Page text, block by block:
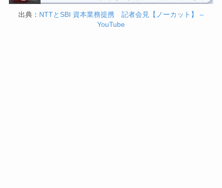
出典： NTTとSBI 資本業務提携 記者会見【ノーカット】 –
YouTube